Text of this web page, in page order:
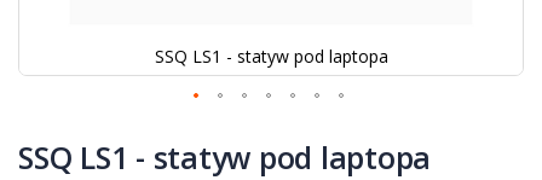
SSQ LS1 - statyw pod laptopa
na
początek
SSQ LS1 - statyw pod laptopa